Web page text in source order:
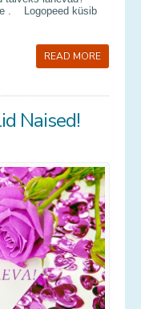
. Logopeed küsib
READ MORE
Naised!